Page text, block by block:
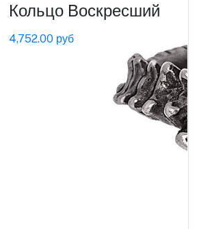
Кольцо Воскресший
4,752.00 руб